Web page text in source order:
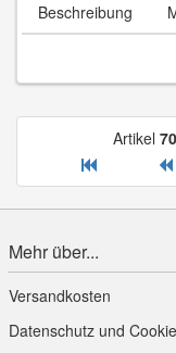
Beschreibung
Artikel
Mehr über...
Versandkosten
Datenschutz und